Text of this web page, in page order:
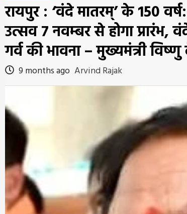
रायपुर : ‘वंदे मातरम्’ के 150
उत्सव 7 नवम्बर से होगा प्रारंभ,
गर्व की भावना – मुख्यमंत्री
9 months ago Arvind Rajak